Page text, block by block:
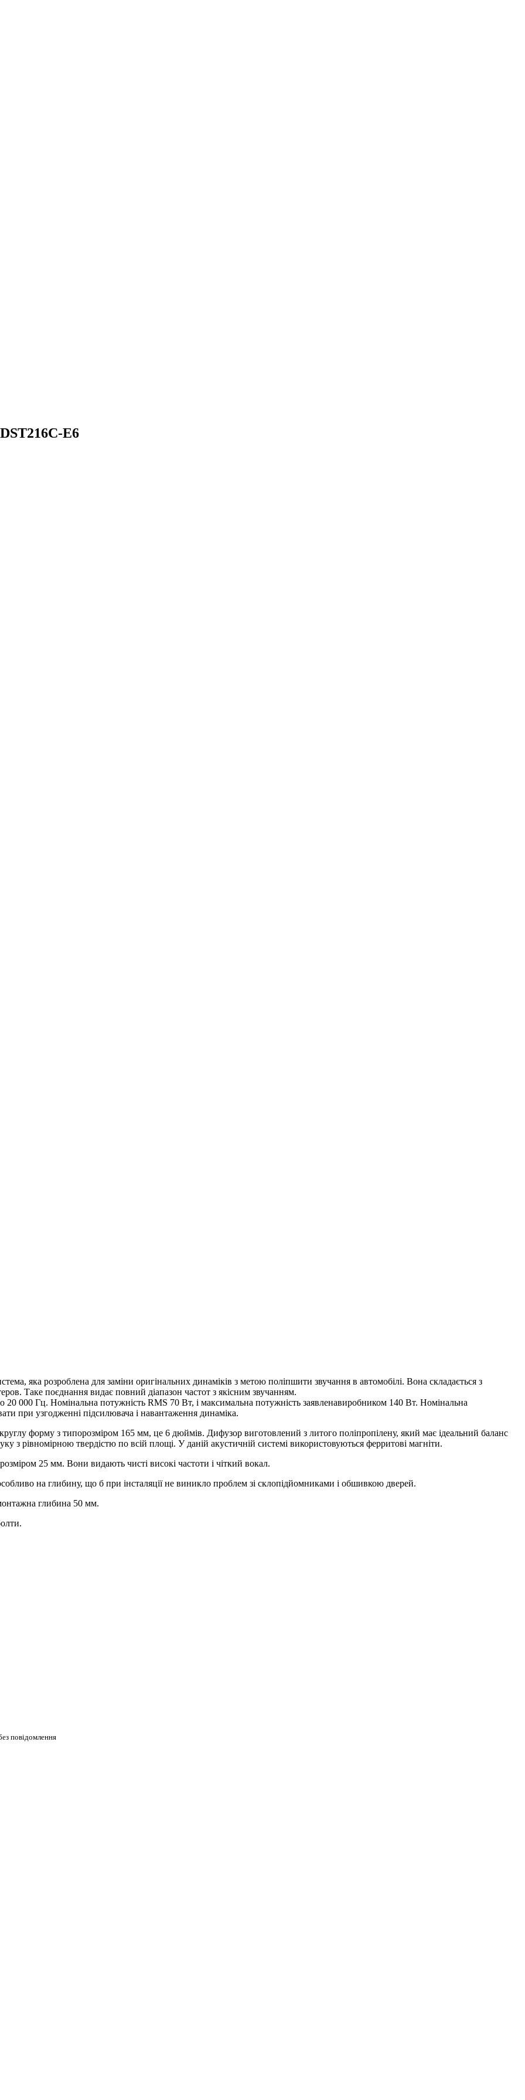
E6
яка розроблена для заміни оригінальних динаміків з метою поліпшити звучання в автомобілі. Вона складається з
Таке поєднання видає повний діапазон частот з якісним звучанням.
000 Гц. Номінальна потужність RMS 70 Вт, і максимальна потужність заявлена ​​виробником 140 Вт. Номінальна
при узгодженні підсилювача і навантаження динаміка.
форму з типорозміром 165 мм, це 6 дюймів. Дифузор виготовлений з литого поліпропілену, який має ідеальний баланс
з рівномірною твердістю по всій площі. У даній акустичній системі використовуються ферритові магніти.
25 мм. Вони видають чисті високі частоти і чіткий вокал.
на глибину, що б при інсталяції не виникло проблем зі склопідйомниками і обшивкою дверей.
глибина 50 мм.
повідомлення